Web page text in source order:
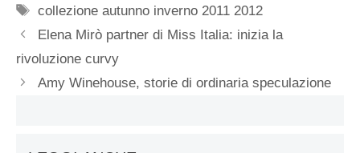
Tag
collezione autunno inverno 2011 2012
Elena Mirò partner di Miss Italia: inizia la
rivoluzione curvy
Amy Winehouse, storie di ordinaria speculazione